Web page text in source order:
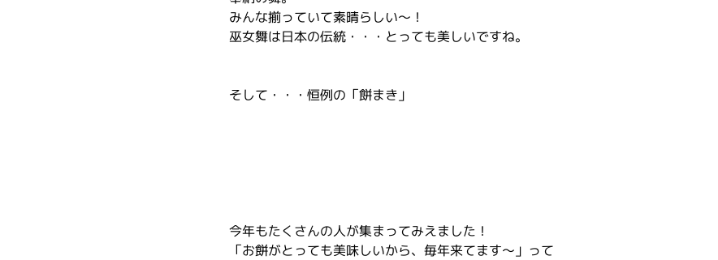
みんな揃っていて素晴らしい～！
巫女舞は日本の伝統・・・とっても美しいですね。
そして・・・恒例の「餅まき」
今年もたくさんの人が集まってみえました！
「お餅がとっても美味しいから、毎年来てます～」って